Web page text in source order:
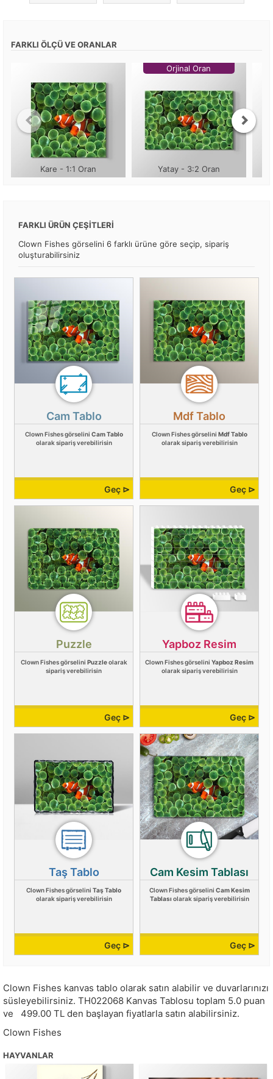
FARKLI ÖLÇÜ VE ORANLAR
Kare - 1:1 Oran
Orjinal Oran
Yatay - 3:2 Oran
FARKLI ÜRÜN ÇEŞİTLERİ
Clown Fishes görselini 6 farklı ürüne göre seçip, sipariş
oluşturabilirsiniz
Cam Tablo
Clown Fishes görselini Cam Tablo
olarak sipariş verebilirisin
Geç ⊳
Mdf Tablo
Clown Fishes görselini Mdf Tablo
olarak sipariş verebilirisin
Geç ⊳
Puzzle
Clown Fishes görselini Puzzleolarak
sipariş verebilirisin
Geç ⊳
Yapboz Resim
Clown Fishes görselini Yapboz Resim
olarak sipariş verebilirisin
Geç ⊳
Taş Tablo
Clown Fishes görselini Taş Tablo
olarak sipariş verebilirisin
Geç ⊳
Cam Kesim Tablası
Clown Fishes görselini Cam Kesim
Tablası olarak sipariş verebilirisin
Geç ⊳
Clown Fishes kanvas tablo olarak satın alabilir ve duvarlarınızı
süsleyebilirsiniz. TH022068 Kanvas Tablosu toplam 5.0 puan
ve
499.00 TL den başlayan fiyatlarla satın alabilirsiniz.
Clown Fishes
HAYVANLAR